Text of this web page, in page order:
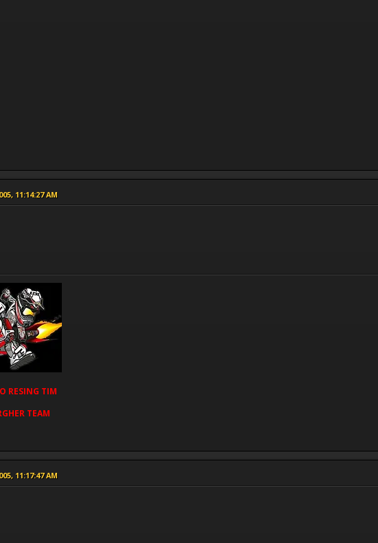
11:14:27 AM
RESING TIM
TEAM
11:17:47 AM